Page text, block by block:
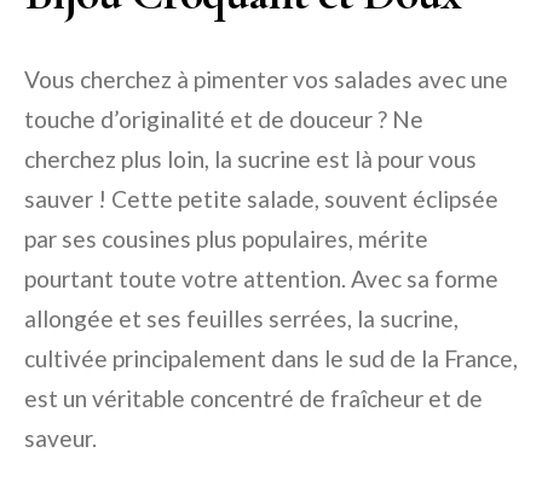
Vous cherchez à pimenter vos salades avec une
touche d’originalité et de douceur ? Ne
cherchez plus loin, la sucrine est là pour vous
sauver ! Cette petite salade, souvent éclipsée
par ses cousines plus populaires, mérite
pourtant toute votre attention. Avec sa forme
allongée et ses feuilles serrées, la sucrine,
cultivée principalement dans le sud de la France,
est un véritable concentré de fraîcheur et de
saveur.